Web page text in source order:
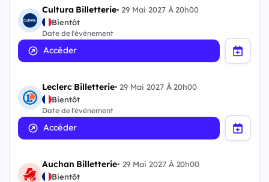
Cultura Billetterie• 29 Mai 2027 À 20h00
Bientôt
Date de l'évènement
Accéder
Leclerc Billetterie• 29 Mai 2027 À 20h00
Bientôt
Date de l'évènement
Accéder
Auchan Billetterie• 29 Mai 2027 À 20h00
Bientôt